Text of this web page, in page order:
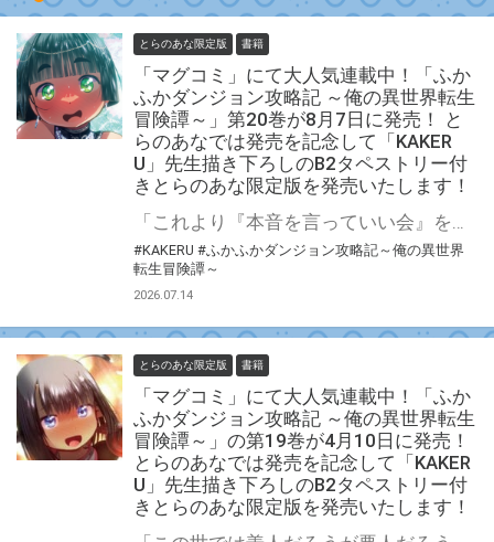
とらのあな限定版 書籍
「マグコミ」にて大人気連載中！「ふか
ふかダンジョン攻略記 ～俺の異世界転生
冒険譚～」第20巻が8月7日に発売！ と
らのあなでは発売を記念して「KAKER
U」先生描き下ろしのB2タペストリー付
きとらのあな限定版を発売いたします！
#KAKERU #ふかふかダンジョン攻略記～俺の異世界
転生冒険譚～
2026.07.14
とらのあな限定版 書籍
「マグコミ」にて大人気連載中！「ふか
ふかダンジョン攻略記 ～俺の異世界転生
冒険譚～」の第19巻が4月10日に発売！
とらのあなでは発売を記念して「KAKER
U」先生描き下ろしのB2タペストリー付
きとらのあな限定版を発売いたします！